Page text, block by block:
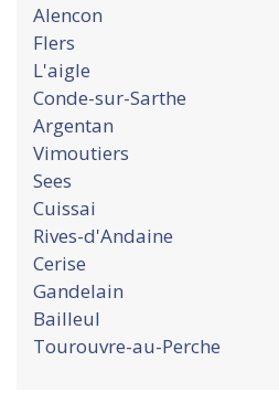
Alencon
Flers
L'aigle
Conde-sur-Sarthe
Argentan
Vimoutiers
Sees
Cuissai
Rives-d'Andaine
Cerise
Gandelain
Bailleul
Tourouvre-au-Perche